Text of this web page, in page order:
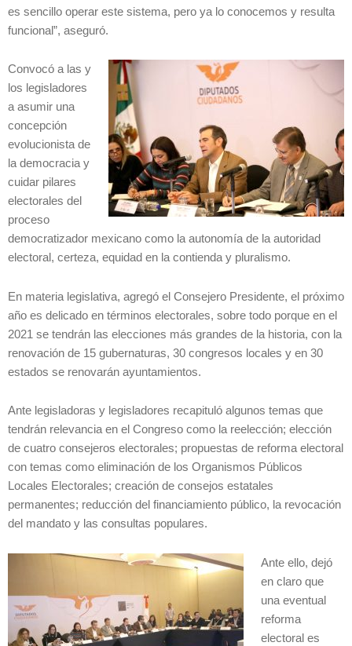
es sencillo operar este sistema, pero ya lo conocemos y resulta
funcional”, aseguró.
Convocó a las y
los legisladores
a asumir una
concepción
evolucionista de
la democracia y
cuidar pilares
electorales del
proceso
democratizador mexicano como la autonomía de la autoridad
electoral, certeza, equidad en la contienda y pluralismo.
En materia legislativa, agregó el Consejero Presidente, el próximo
año es delicado en términos electorales, sobre todo porque en el
2021 se tendrán las elecciones más grandes de la historia, con la
renovación de 15 gubernaturas, 30 congresos locales y en 30
estados se renovarán ayuntamientos.
Ante legisladoras y legisladores recapituló algunos temas que
tendrán relevancia en el Congreso como la reelección; elección
de cuatro consejeros electorales; propuestas de reforma electoral
con temas como eliminación de los Organismos Públicos
Locales Electorales; creación de consejos estatales
permanentes; reducción del financiamiento público, la revocación
del mandato y las consultas populares.
Ante ello, dejó
en claro que
una eventual
reforma
electoral es